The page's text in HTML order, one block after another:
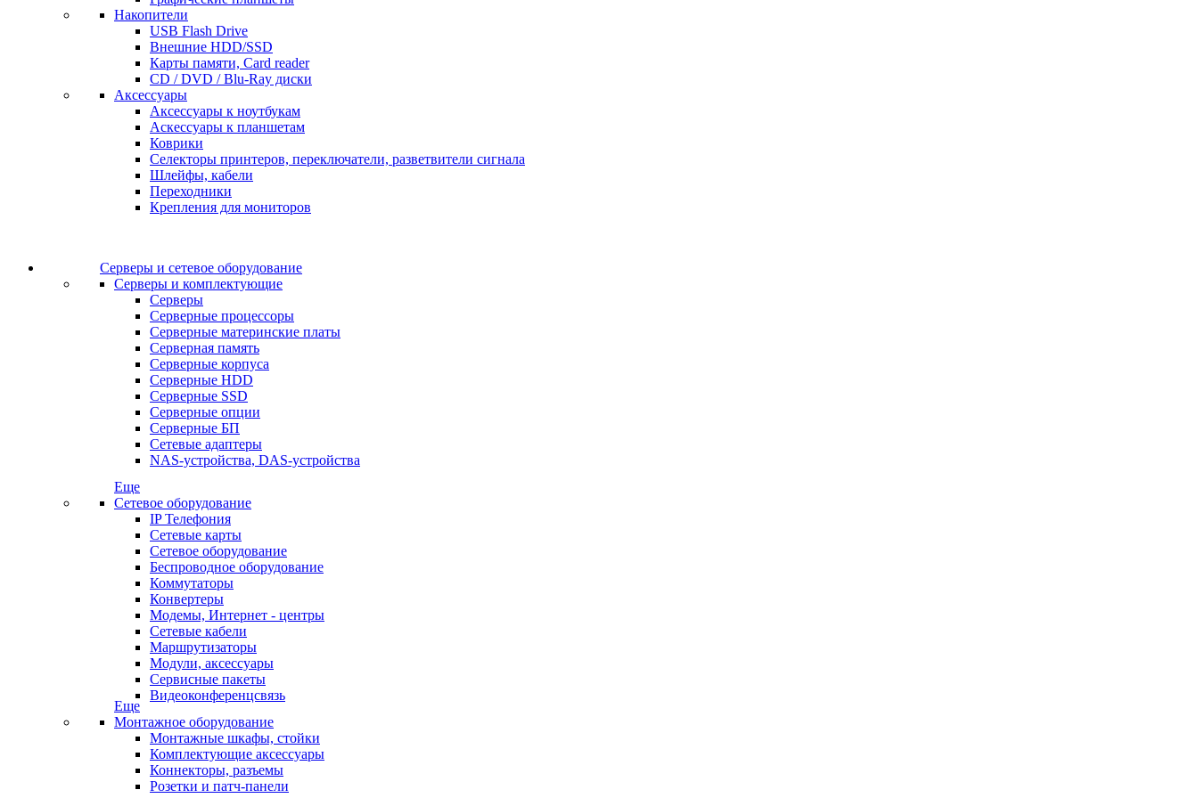
Накопители
USB Flash Drive
Внешние HDD/SSD
Карты памяти, Card reader
CD / DVD / Blu-Ray диски
Аксессуары
Аксессуары к ноутбукам
Аскессуары к планшетам
Коврики
Селекторы принтеров, переключатели, разветвители сигнала
Шлейфы, кабели
Переходники
Крепления для мониторов
Серверы и сетевое оборудование
Серверы и комплектующие
Серверы
Серверные процессоры
Серверные материнские платы
Серверная память
Серверные корпуса
Серверные HDD
Серверные SSD
Серверные опции
Серверные БП
Сетевые адаптеры
NAS-устройства, DAS-устройства
Еще
Сетевое оборудование
IP Телефония
Сетевые карты
Сетевое оборудование
Беспроводное оборудование
Коммутаторы
Конвертеры
Модемы, Интернет - центры
Сетевые кабели
Маршрутизаторы
Модули, аксессуары
Сервисные пакеты
Видеоконференцсвязь
Еще
Монтажное оборудование
Монтажные шкафы, стойки
Комплектующие аксессуары
Коннекторы, разъемы
Розетки и патч-панели